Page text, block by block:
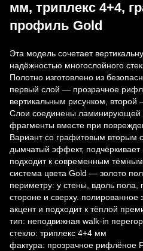
мм, триплекс 4+4,
профиль Gold
Эта модель сочетает
надёжностью многослойного
Полотно изготовлено из
первый слой — прозрачное
вертикальным рисунком, второй
Слои соединены ламинирующей
фрагменты вместе при
Вариант со графитовым вторым
дымчатый эффект, подчёркивает
подходит к современным
система цвета Gold — золото
периметру: у стены, вдоль пола,
стороне и сверху. полированное
акцент и подходит к тёплой
тип: неподвижная walk-in
стекло: триплекс 4+4 мм
фактура: прозрачное рифлёное